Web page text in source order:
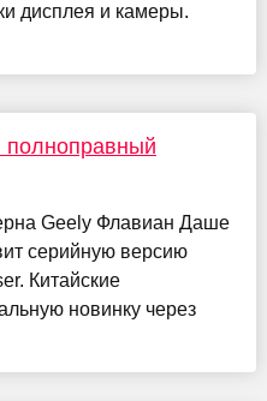
дисплея и камеры.
полноправный
Geely Флавиан Даше
серийную версию
Китайские
новинку через